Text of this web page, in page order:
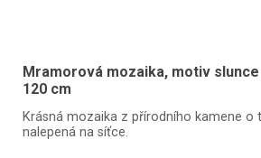
Mramorová mozaika, motiv slunce
120 cm
Krásná mozaika z přírodního kamene o
nalepená na síťce.